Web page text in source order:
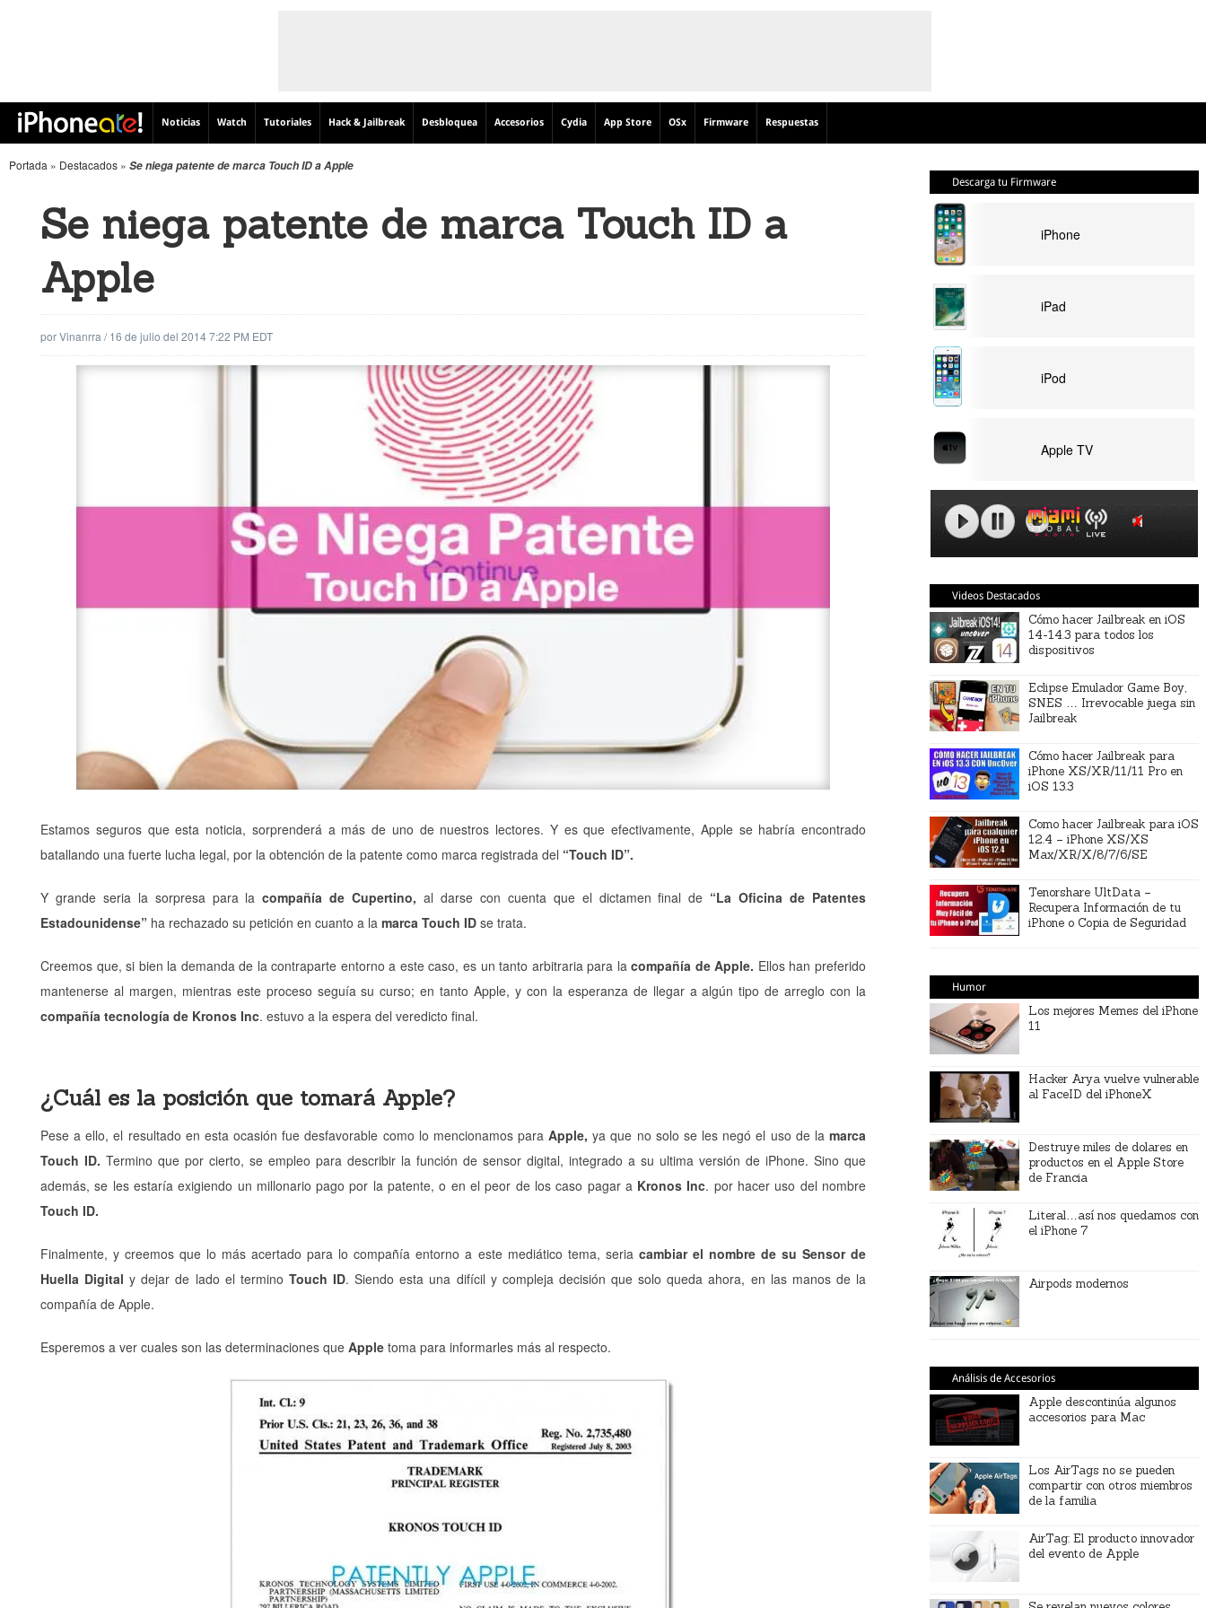
Noticias Watch Tutoriales Hack & Jailbreak Desbloquea Accesorios Cydia App Store OSx Firmware Respuestas
Portada » Destacados » Se niega patente de marca Touch ID a Apple
Se niega patente de marca Touch ID a
Apple
porVinanrra /16 de julio del 2014 7:22 PM EDT
Estamos seguros que esta noticia, sorprenderá a más de uno de nuestros lectores. Y es que efectivamente, Apple se habría encontrado
batallando una fuerte lucha legal, por la obtención de la patente como marca registrada del “Touch ID”.
Y grande seria la sorpresa para lacompañía de Cupertino, al darse con cuenta que el dictamen final de “La Oficina de Patentes
Estadounidense” ha rechazado su petición en cuanto a la marca Touch ID se trata.
Creemos que, si bien la demanda de la contraparte entorno a este caso, es un tanto arbitraria para lacompañía de Apple. Ellos han preferido
mantenerse al margen, mientras este proceso seguía su curso; en tanto Apple, y con la esperanza de llegar a algún tipo de arreglo con la
compañía tecnología de Kronos Inc. estuvo a la espera del veredicto final.
¿Cuál es la posición que tomará Apple?
Pese a ello, el resultado en esta ocasión fue desfavorable como lo mencionamos paraApple, ya que no solo se les negó el uso de lamarca
Touch ID. Termino que por cierto, se empleo para describir la función de sensor digital, integrado a su ultima versión de iPhone. Sino que
además, se les estaría exigiendo un millonario pago por la patente, o en el peor de los caso pagar a Kronos Inc. por hacer uso del nombre
Touch ID.
Finalmente, y creemos que lo más acertado para lo compañía entorno a este mediático tema, seria cambiar el nombre de su Sensor de
Huella Digital y dejar de lado el termino Touch ID. Siendo esta una difícil y compleja decisión que solo queda ahora, en las manos de la
compañía de Apple.
Esperemos a ver cuales son las determinaciones que Apple toma para informarles más al respecto.
Descarga tu Firmware
iPhone
iPad
iPod
Apple TV
Videos Destacados
Cómo hacer Jailbreak en iOS
14-14.3 para todos los
dispositivos
Eclipse Emulador Game Boy,
SNES … Irrevocable juega sin
Jailbreak
Cómo hacer Jailbreak para
iPhone XS/XR/11/11 Pro en
iOS 13.3
Como hacer Jailbreak para iOS
12.4 – iPhone XS/XS
Max/XR/X/8/7/6/SE
Tenorshare UltData –
Recupera Información de tu
iPhone o Copia de Seguridad
Humor
Los mejores Memes del iPhone
11
Hacker Arya vuelve vulnerable
al FaceID del iPhoneX
Destruye miles de dolares en
productos en el Apple Store
de Francia
Literal…así nos quedamos con
el iPhone 7
Airpods modernos
Análisis de Accesorios
Apple descontinúa algunos
accesorios para Mac
Los AirTags no se pueden
compartir con otros miembros
de la familia
AirTag: El producto innovador
del evento de Apple